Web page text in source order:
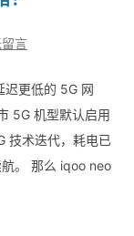
言
迟更低的 5G 网
5G 机型默认启用
技术迭代，耗电已
。 那么 iqoo neo